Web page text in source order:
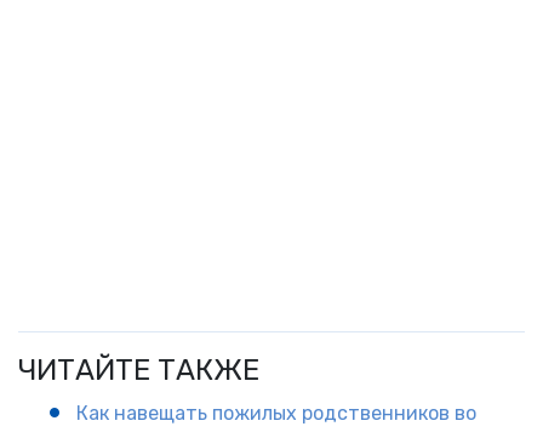
ЧИТАЙТЕ ТАКЖЕ
Как навещать пожилых родственников во